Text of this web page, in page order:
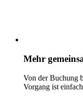
Mehr
Von der Buchung
Vorgang ist